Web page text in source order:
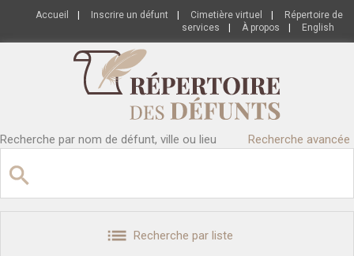
Accueil Inscrire un défunt Cimetière virtuel
Répertoire de
services
À propos English
Recherche par nom de défunt, ville ou lieu Recherche avancée
Recherche par liste